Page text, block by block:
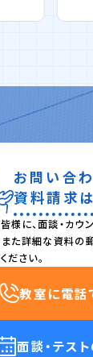
お問い合わ
資料請求
様に、面談・カウ
また詳細な資料の
ださい。
教室に電話
面談・テス